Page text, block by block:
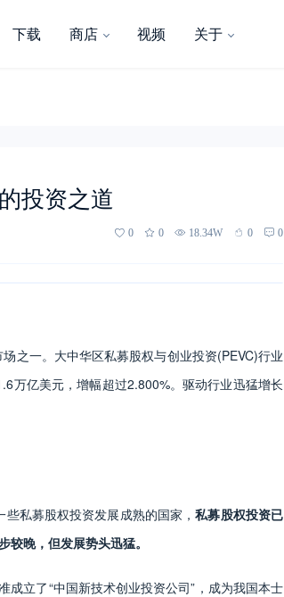
下载 商店 视频 关于
投资之道
0 0 18.34W 0 0
之一。大中华区私募股权与创业投资(PEVC)行业
万亿美元，增幅超过2.800%。驱动行业迅猛增长
私募股权投资发展成熟的国家，私募股权投资已
晚，但发展势头迅猛。
立了“中国新技术创业投资公司”，成为我国本士